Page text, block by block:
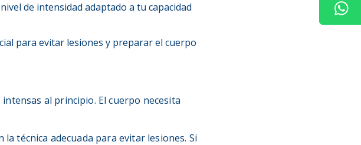
de intensidad adaptado a tu capacidad
para evitar lesiones y preparar el cuerpo
al principio. El cuerpo necesita
técnica adecuada para evitar lesiones. Si